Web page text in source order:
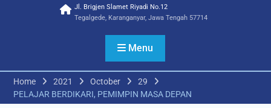
2026Jl. Brigjen Slamet Riyadi No.12
Tegalgede, Karanganyar, Jawa Tengah 57714
Menu
Home 2021 October
29
PELAJAR BERDIKARI, PEMIMPIN MASA DEPAN